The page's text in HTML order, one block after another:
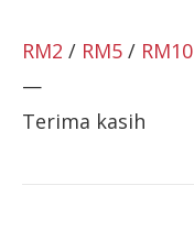
RM2 / RM5 / RM10
—
Terima kasih